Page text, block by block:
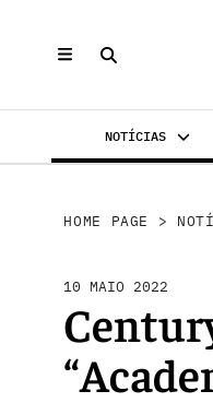
NOTÍCIAS
HOME PAGE >
10 MAIO 2022